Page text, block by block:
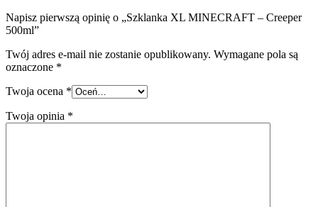
Napisz pierwszą opinię o „Szklanka XL MINECRAFT – Creeper
500ml”
Twój adres e-mail nie zostanie opublikowany. Wymagane pola są
oznaczone *
Twoja ocena *
Twoja opinia *